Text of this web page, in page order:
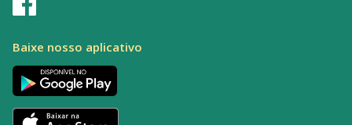
Baixe nosso aplicativo